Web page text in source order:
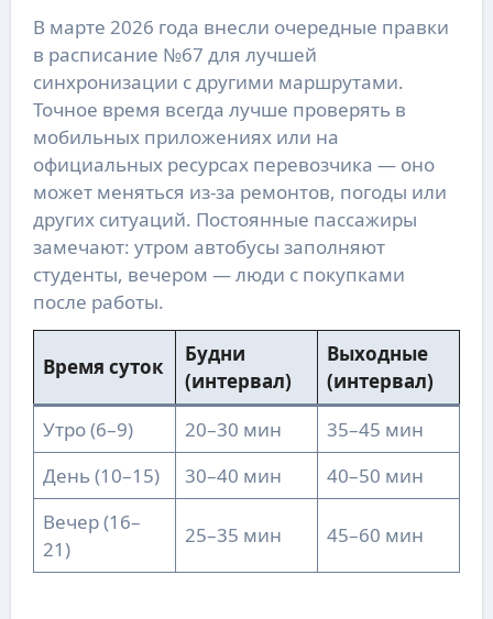
В марте 2026 года внесли очередные правки
в расписание №67 для лучшей
синхронизации с другими маршрутами.
Точное время всегда лучше проверять в
мобильных приложениях или на
официальных ресурсах перевозчика — оно
может меняться из-за ремонтов, погоды или
других ситуаций. Постоянные пассажиры
замечают: утром автобусы заполняют
студенты, вечером — люди с покупками
после работы.
Время суток
Будни
(интервал)
Выходные
(интервал)
Утро (6–9)
20–30 мин
35–45 мин
День (10–15)
30–40 мин
40–50 мин
Вечер (16–
21)
25–35 мин 45–60 мин